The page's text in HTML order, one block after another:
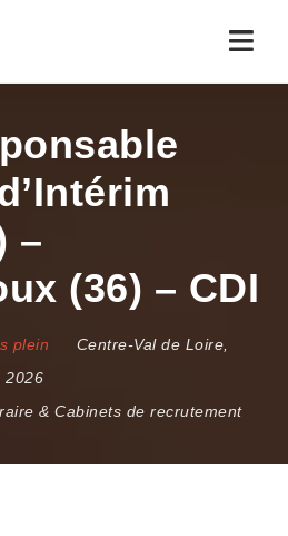
–
(36) – CDI
plein Centre-Val de Loire
2026
& Cabinets de recrutement